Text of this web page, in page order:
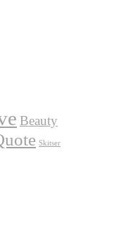
Beauty
Skitser